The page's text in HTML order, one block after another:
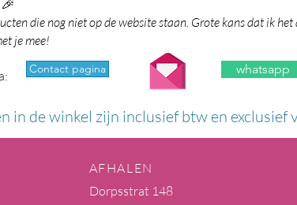
die nog niet op de website staan. Grote kans dat ik het
je mee!
Contact pagina whatsapp
in de winkel zijn inclusief btw en exclusief
AFHALEN
Dorpsstrat 148